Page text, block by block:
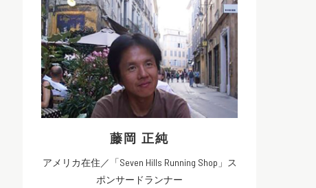
藤岡 正純
アメリカ在住／「Seven Hills Running Shop」ス
ポンサードランナー